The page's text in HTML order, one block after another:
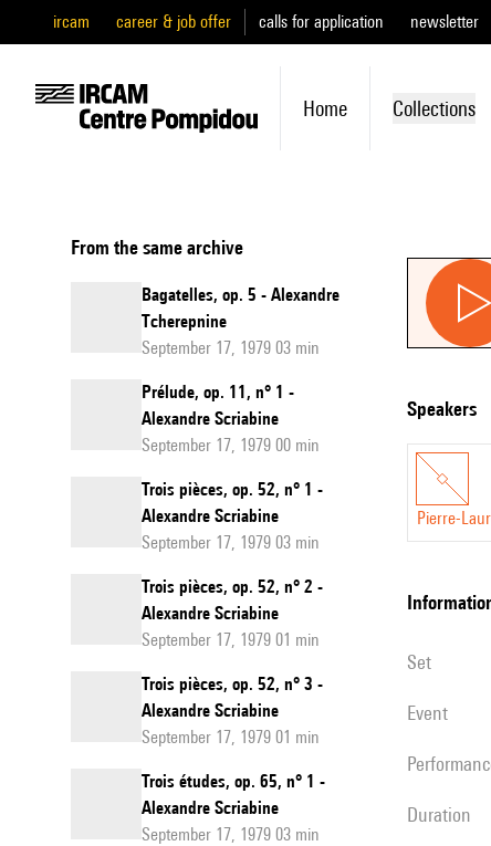
ircam career & job offer calls for application newsletter
Home Collections
From the same archive
Bagatelles, op. 5 - Alexandre
Tcherepnine
September 17, 1979 03 min
Prélude, op. 11, n° 1 -
Alexandre Scriabine
September 17, 1979 00 min
Trois pièces, op. 52, n° 1 -
Alexandre Scriabine
September 17, 1979 03 min
Trois pièces, op. 52, n° 2 -
Alexandre Scriabine
September 17, 1979 01 min
Trois pièces, op. 52, n° 3 -
Alexandre Scriabine
September 17, 1979 01 min
Trois études, op. 65, n° 1 -
Alexandre Scriabine
September 17, 1979 03 min
speakers
Pierre-
set
event
duration